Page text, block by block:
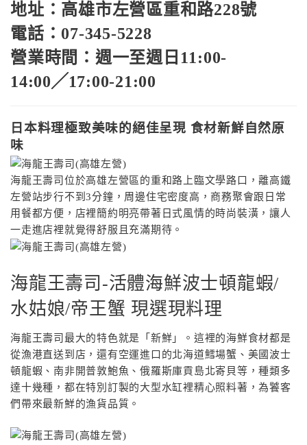
地址：高雄市左營區重和路228號
電話：07-345-5228
營業時間：週一至週日11:00-
14:00╱17:00-21:00
日本料理極致美味的絕佳呈現 食材新鮮自然原
味
海龍王壽司位於高雄左營區的重和路上臨文學路口，離高鐵
左營站步行不到3分鐘，周邊住宅密度高，商務聚會跟日常
用餐都方便，店裡簡約明亮帶著日式風情的時尚裝潢，讓人
一走進店裡就覺得舒服且充滿期待。
海龍王壽司-活體海鮮波士頓龍蝦/
水姑娘/帝王蟹 現選現料理
海龍王壽司最大的特色就是「新鮮」。這裡的海鮮食材都是
從漁港直送到店，還有空運進口的北海道鱈場蟹、美國波士
頓龍蝦、南非開普敦鮑魚、俄羅斯庫貢島北寄貝等，種類多
達十幾種，都在特別訂製的大型水缸裡精心照料著，為饕客
們帶來最新鮮的漁貨品質。